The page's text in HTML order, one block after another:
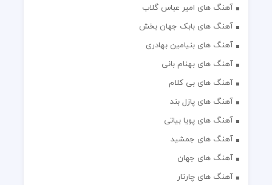
آهنگ های امیر عباس گلاب
آهنگ های بابک جهان بخش
آهنگ های بنیامین بهادری
آهنگ های بهنام بانی
آهنگ های بی کلام
آهنگ های پازل بند
آهنگ های پویا بیاتی
آهنگ های جمشید
آهنگ های جهان
آهنگ های چارتار